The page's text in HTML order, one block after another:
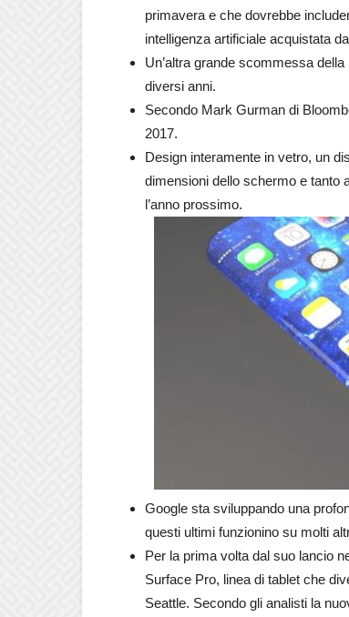
primavera e che dovrebbe
intelligenza artificiale acquistata
Un’altra grande scommessa
diversi anni.
Secondo Mark Gurman di
2017.
Design interamente in vetro, un
dimensioni dello schermo e tanto
l’anno prossimo.
Google sta sviluppando una
questi ultimi funzionino su molti
Per la prima volta dal suo lancio
Surface Pro, linea di tablet che
Seattle. Secondo gli analisti la